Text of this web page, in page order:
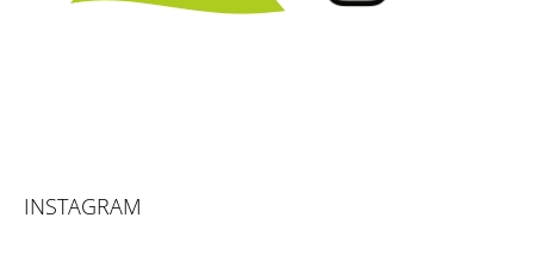
INSTAGRAM